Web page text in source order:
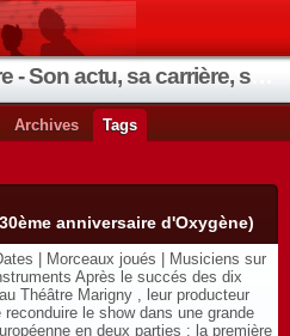
Archives Tags
anniversaire d'Oxygène)
| Morceaux joués | Musiciens sur
Après le succés des dix
Théâtre Marigny , leur producteur
reconduire le show dans une grande
en deux parties : la première